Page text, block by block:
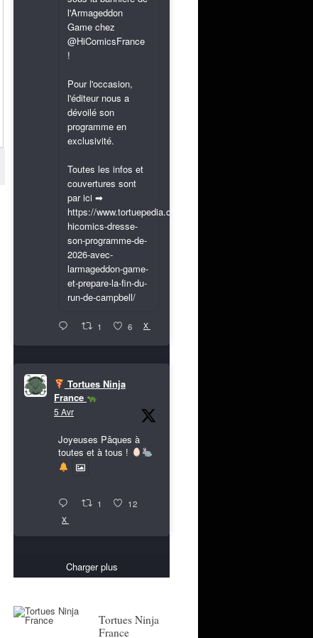
l'Armageddon
Game chez
@HiComicsFrance
!
Pour l'occasion,
l'éditeur nous a
dévoilé son
programme en
exclusivité.
Toutes les infos et
couvertures sont
par ici ➡
https://www.tortuepedia.com/2026/03/31/exclusif-
hicomics-dresse-
son-programme-de-
2026-avec-
larmageddon-game-
et-prepare-la-fin-du-
run-de-campbell/
1 6 X
Tortues Ninja
France
5 Avr
Joyeuses Pâques à
toutes et à tous !
1 12
X
Charger plus
Tortues Ninja
France